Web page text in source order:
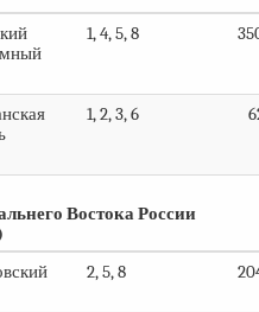
1, 4, 5, 8
1, 2, 3, 6
Востока России
2, 5, 8